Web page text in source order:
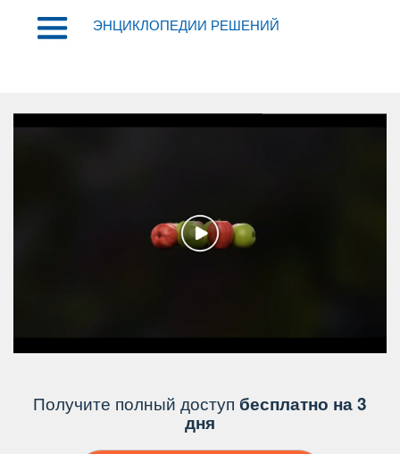
ЭНЦИКЛОПЕДИИ РЕШЕНИЙ
Получите полный доступ есплатно на 3
дня